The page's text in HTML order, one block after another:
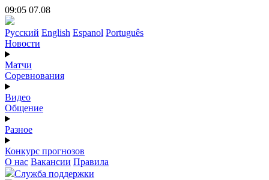
09:05 07.08
Русский English Espanol Português
Новости
Матчи
Соревнования
Видео
Общение
Разное
Конкурс прогнозов
О нас Вакансии Правила
Служба поддержки